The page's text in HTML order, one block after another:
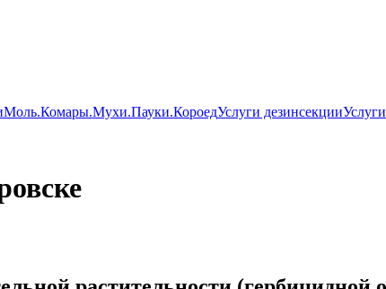
Моль.Комары.Мухи.Пауки.КороедУслуги дезинсекции